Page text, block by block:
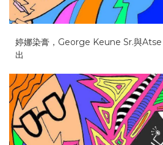
婷娜染膏，George Keune Sr.與
出